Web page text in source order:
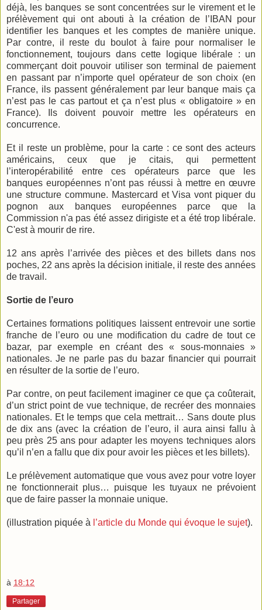
déjà, les banques se sont concentrées sur le virement et le
prélèvement qui ont abouti à la création de l’IBAN pour
identifier les banques et les comptes de manière unique.
Par contre, il reste du boulot à faire pour normaliser le
fonctionnement, toujours dans cette logique libérale : un
commerçant doit pouvoir utiliser son terminal de paiement
en passant par n’importe quel opérateur de son choix (en
France, ils passent généralement par leur banque mais ça
n’est pas le cas partout et ça n’est plus « obligatoire » en
France). Ils doivent pouvoir mettre les opérateurs en
concurrence.
Et il reste un problème, pour la carte : ce sont des acteurs
américains, ceux que je citais, qui permettent
l’interopérabilité entre ces opérateurs parce que les
banques européennes n’ont pas réussi à mettre en œuvre
une structure commune. Mastercard et Visa vont piquer du
pognon aux banques européennes parce que la
Commission n'a pas été assez dirigiste et a été trop libérale.
C'est à mourir de rire.
12 ans après l’arrivée des pièces et des billets dans nos
poches, 22 ans après la décision initiale, il reste des années
de travail.
Sortie de l’euro
Certaines formations politiques laissent entrevoir une sortie
franche de l’euro ou une modification du cadre de tout ce
bazar, par exemple en créant des « sous-monnaies »
nationales. Je ne parle pas du bazar financier qui pourrait
en résulter de la sortie de l’euro.
Par contre, on peut facilement imaginer ce que ça coûterait,
d’un strict point de vue technique, de recréer des monnaies
nationales. Et le temps que cela mettrait… Sans doute plus
de dix ans (avec la création de l’euro, il aura ainsi fallu à
peu près 25 ans pour adapter les moyens techniques alors
qu’il n’en a fallu que dix pour avoir les pièces et les billets).
Le prélèvement automatique que vous avez pour votre loyer
ne fonctionnerait plus… puisque les tuyaux ne prévoient
que de faire passer la monnaie unique.
(illustration piquée à l’article du Monde qui évoque le sujet).
à 18:12
Partager